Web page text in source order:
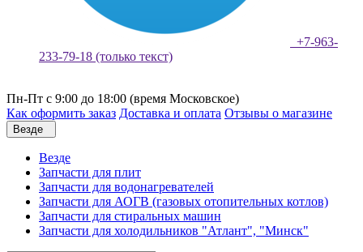
+7-963-
233-79-18 (только текст)
Пн-Пт с 9:00 до 18:00 (время Московское)
Как оформить заказ Доставка и оплата Отзывы о магазине
Везде
Везде
Запчасти для плит
Запчасти для водонагревателей
Запчасти для АОГВ (газовых отопительных котлов)
Запчасти для стиральных машин
Запчасти для холодильников "Атлант", "Минск"